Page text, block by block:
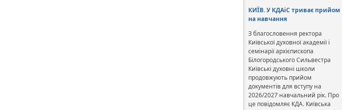
КИЇВ. У КДАіС триває прийом
на навчання
З благословення ректора
Київської духовної академії і
семінарії архієпископа
Білогородського Сильвестра
Київські духовні школи
продовжують прийом
документів для вступу на
2026/2027 навчальний рік. Про
це повідомляє КДА. Київська